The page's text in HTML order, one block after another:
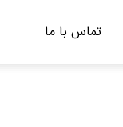
تماس با ما